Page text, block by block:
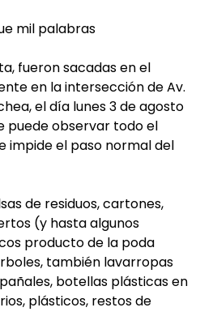
mil palabras
fueron sacadas en el
en la intersección de Av.
el día lunes 3 de agosto
puede observar todo el
impide el paso normal del
de residuos, cartones,
(y hasta algunos
producto de la poda
también lavarropas
botellas plásticas en
plásticos, restos de